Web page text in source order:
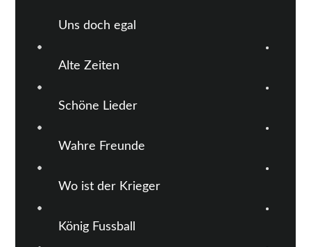
Uns doch egal
Alte Zeiten
Schöne Lieder
Wahre Freunde
Wo ist der Krieger
König Fussball